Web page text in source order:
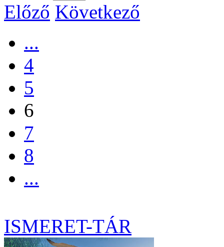
Előző Következő
...
4
5
6
7
8
...
ISMERET-TÁR